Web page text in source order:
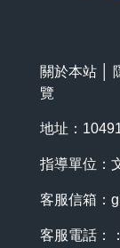
關於本站
覽
地址：
指導單位：
客服信箱：
客服電話：